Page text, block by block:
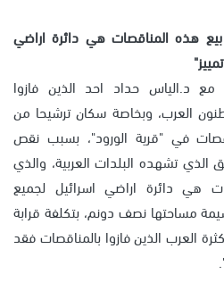
هذه المناقصات هي دائرة اراضي
د.الياس حداد احد الذين فازوا
العرب، وبخاصة سكان ترشيحا من
في "قرية الورود"، بسبب نقص
الذي تشهده البلدات العربية، والذي
هي دائرة اراضي اسرائيل لجميع
مساحتها نصف دونم، بتكلفة قرابة
العرب الذين فازوا بالمناقصات فقد